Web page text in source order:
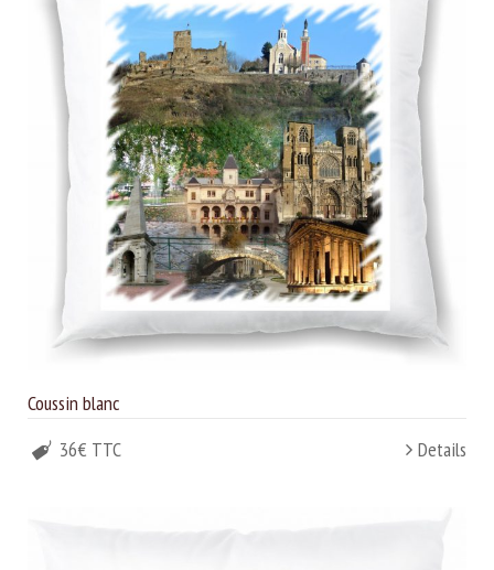
Coussin blanc
36€ TTC
Details